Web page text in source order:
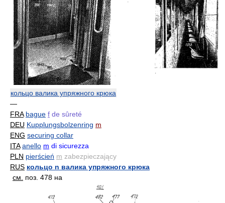
кольцо валика упряжного крюка
—
FRA bague f de sûreté
DEU Kupplungsbolzenring m
ENG securing collar
ITA anello m di sicurezza
PLN pierścień m zabezpieczający
RUS кольцо n валика упряжного крюка
см.
поз. 478 на